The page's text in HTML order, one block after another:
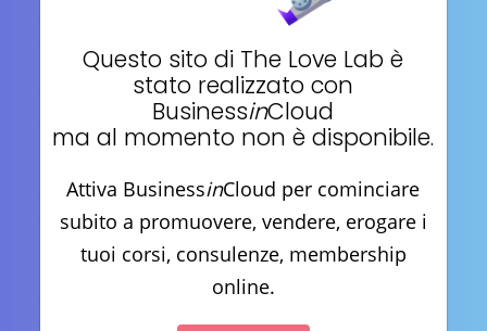
Questo sito di The Love Lab è
stato realizzato con
BusinessinCloud
ma al momento non è disponibile.
Attiva BusinessinCloud per cominciare
subito a promuovere, vendere, erogare i
tuoi corsi, consulenze, membership
online.